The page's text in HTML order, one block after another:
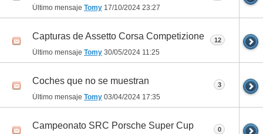
Último mensaje Tomy 17/10/2024 23:27
Capturas de Assetto Corsa Competizione
Último mensaje Tomy 30/05/2024 11:25
12
Coches que no se muestran
Último mensaje Tomy 03/04/2024 17:35
3
Campeonato SRC Porsche Super Cup 0